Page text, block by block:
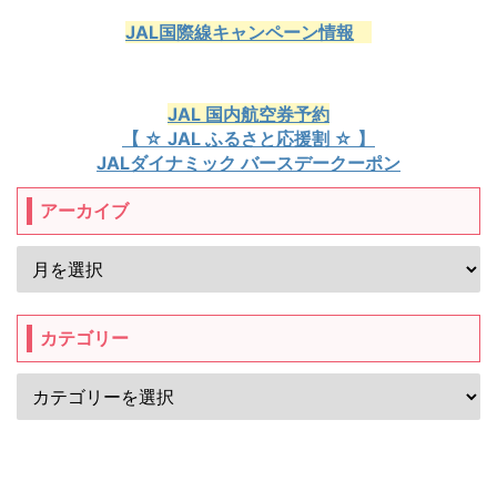
JAL国際線キャンペーン情報
JAL 国内航空券予約
【 ☆ JAL ふるさと応援割 ☆ 】
JALダイナミック バースデークーポン
アーカイブ
カテゴリー